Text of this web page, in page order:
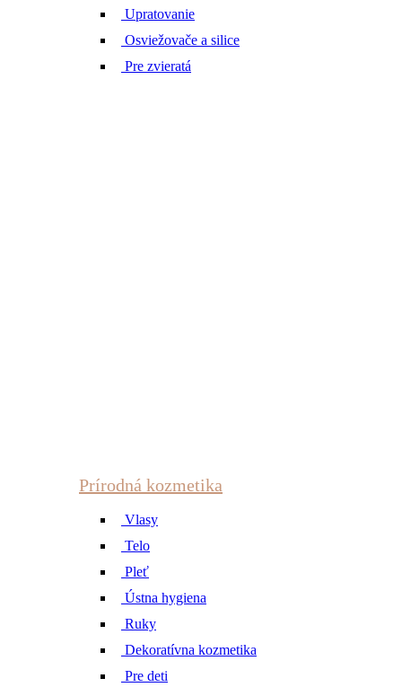
Upratovanie
Osviežovače a silice
Pre zvieratá
Prírodná kozmetika
Vlasy
Telo
Pleť
Ústna hygiena
Ruky
Dekoratívna kozmetika
Pre deti